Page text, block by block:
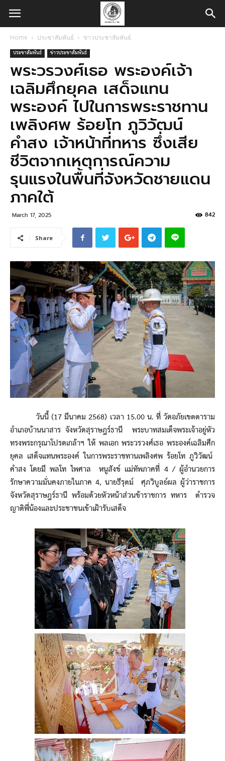
Home ประชาสัมพันธ์ ข่าวประชาสัมพันธ์
ประชาสัมพันธ์ ข่าวประชาสัมพันธ์
พระวรวงศ์เธอ พระองค์เจ้า
เฉลิมศึกยุคล เสด็จแทน
พระองค์ ไปในการพระราชทาน
เพลิงศพ ร้อยโท ภูวิวัฒน์
คำสง เจ้าหน้าที่ทหาร ซึ่งเสีย
ชีวิตจากเหตุการณ์ความ
รุนแรงในพื้นที่จังหวัดชายแดน
ภาคใต้
March 17, 2025 842
Share
วันนี้ (17 มีนาคม 2568) เวลา 15.00 น. ที่ วัดอภัยเขตตาราม
อำเภอบ้านนาสาร จังหวัดสุราษฎร์ธานี พระบาทสมเด็จพระเจ้าอยู่หัว
ทรงพระกรุณาโปรดเกล้าฯ ให้ พลเอก พระวรวงศ์เธอ พระองค์เฉลิมศึก
ยุคล เสด็จแทนพระองค์ ในการพระราชทานเพลิงศพ ร้อยโท ภูวิวัฒน์
คำสง โดยมี พลโท ไพศาล หนูสังข์ แม่ทัพภาคที่ 4 / ผู้อำนวยการ
รักษาความมั่นคงภายในภาค 4, นายธีรุตม์ ศุภวิบูลย์ผล ผู้ว่าราชการ
จังหวัดสุราษฎร์ธานี พร้อมด้วยหัวหน้าส่วนข้าราชการ ทหาร ตำรวจ
ญาติพี่น้องและประชาชนเข้าเฝ้ารับเสด็จ